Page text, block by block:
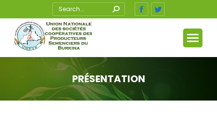
Recherche
:
Facebook
pagepage
PRÉSENTATION
Vous êtes ici :